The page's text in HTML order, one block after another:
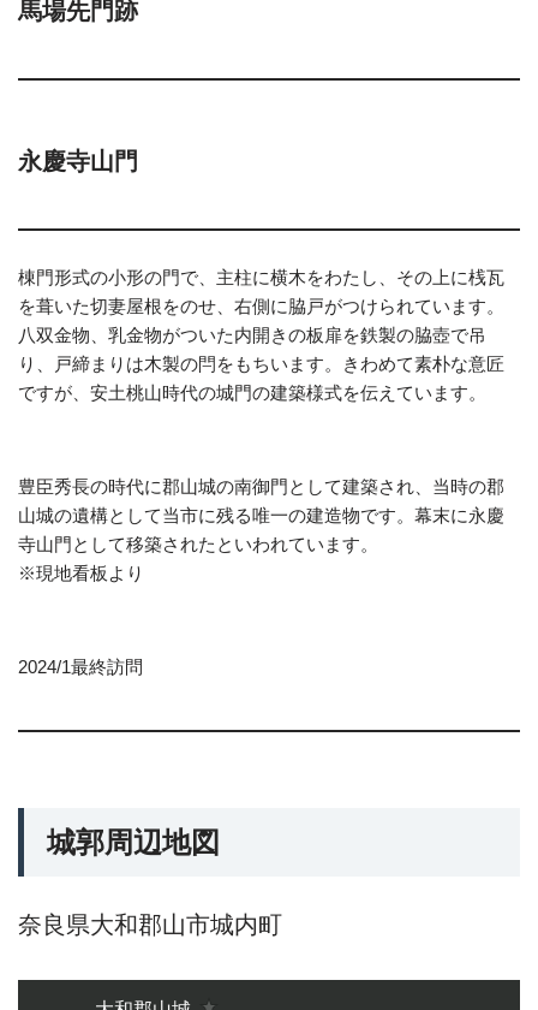
馬場先門跡
永慶寺山門
棟門形式の小形の門で、主柱に横木をわたし、その上に桟瓦
を葺いた切妻屋根をのせ、右側に脇戸がつけられています。
八双金物、乳金物がついた内開きの板扉を鉄製の脇壺で吊
り、戸締まりは木製の閂をもちいます。きわめて素朴な意匠
ですが、安土桃山時代の城門の建築様式を伝えています。
豊臣秀長の時代に郡山城の南御門として建築され、当時の郡
山城の遺構として当市に残る唯一の建造物です。幕末に永慶
寺山門として移築されたといわれています。
※現地看板より
2024/1最終訪問
城郭周辺地図
奈良県大和郡山市城内町